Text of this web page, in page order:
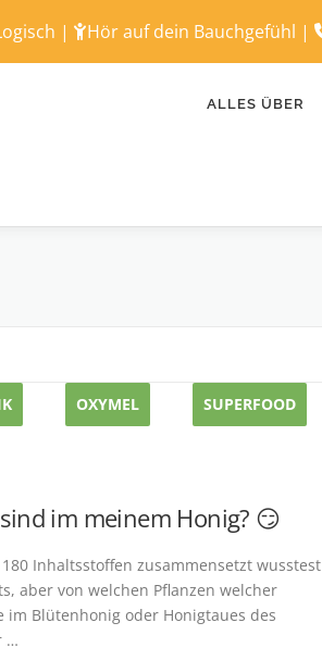
| Hör auf dein Bauchgefühl |
ALLES ÜBER
OXYMEL SUPERFOOD
im meinem Honig? 😏
Inhaltsstoffen zusammensetzt wusstest
aber von welchen Pflanzen welcher
im Blütenhonig oder Honigtaues des
…